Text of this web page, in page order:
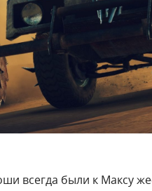
всегда были к Максу